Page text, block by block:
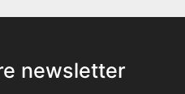
newsletter